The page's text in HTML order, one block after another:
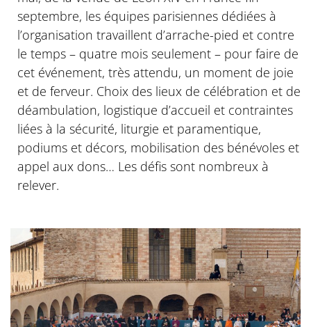
septembre, les équipes parisiennes dédiées à
l’organisation travaillent d’arrache-pied et contre
le temps – quatre mois seulement – pour faire de
cet événement, très attendu, un moment de joie
et de ferveur. Choix des lieux de célébration et de
déambulation, logistique d’accueil et contraintes
liées à la sécurité, liturgie et paramentique,
podiums et décors, mobilisation des bénévoles et
appel aux dons… Les défis sont nombreux à
relever.